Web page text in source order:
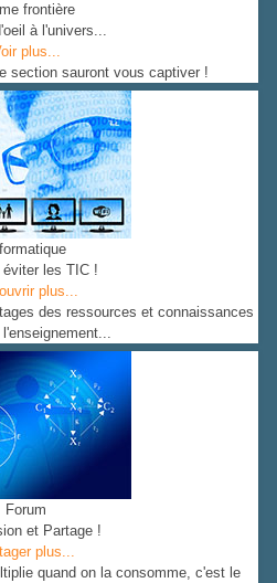
frontière
à l'univers...
plus...
section sauront vous captiver !
éviter les TIC !
plus...
des ressources et connaissances
Forum
et Partage !
plus...
quand on la consomme, c'est le